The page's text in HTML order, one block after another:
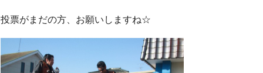
投票がまだの方、お願いしますね☆